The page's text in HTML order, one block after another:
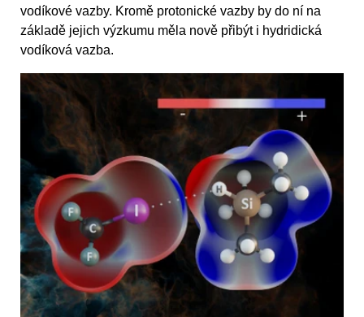
vodíkové vazby. Kromě protonické vazby by do ní na
základě jejich výzkumu měla nově přibýt i hydridická
vodíková vazba.